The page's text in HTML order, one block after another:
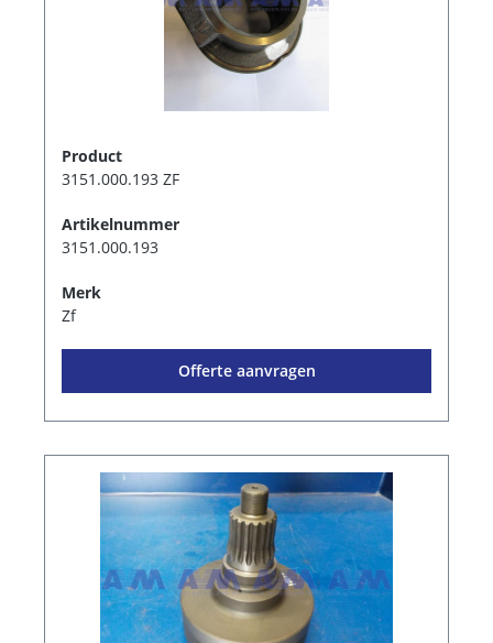
Product
3151.000.193 ZF
Artikelnummer
3151.000.193
Merk
Zf
Offerte aanvragen